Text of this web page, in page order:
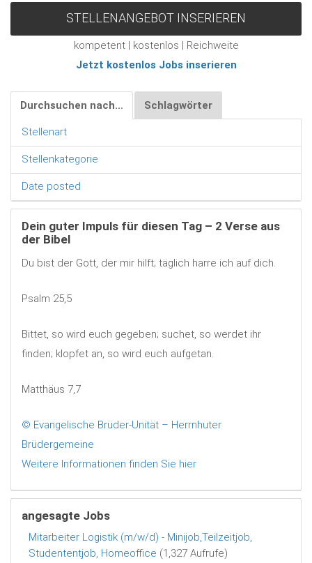
STELLENANGEBOT INSERIEREN
kompetent | kostenlos | Reichweite
Jetzt kostenlos Jobs inserieren
Durchsuchen nach… Schlagwörter
Stellenart
Stellenkategorie
Date posted
Dein guter Impuls für diesen Tag – 2 Verse aus
der Bibel
Du bist der Gott, der mir hilft; täglich harre ich auf dich.
Psalm 25,5
Bittet, so wird euch gegeben; suchet, so werdet ihr
finden; klopfet an, so wird euch aufgetan.
Matthäus 7,7
© Evangelische Brüder-Unität – Herrnhuter
Brüdergemeine
Weitere Informationen finden Sie hier
angesagte Jobs
Mitarbeiter Logistik (m/w/d) - Minijob,Teilzeitjob,
Studententjob, Homeoffice (1,327 Aufrufe)